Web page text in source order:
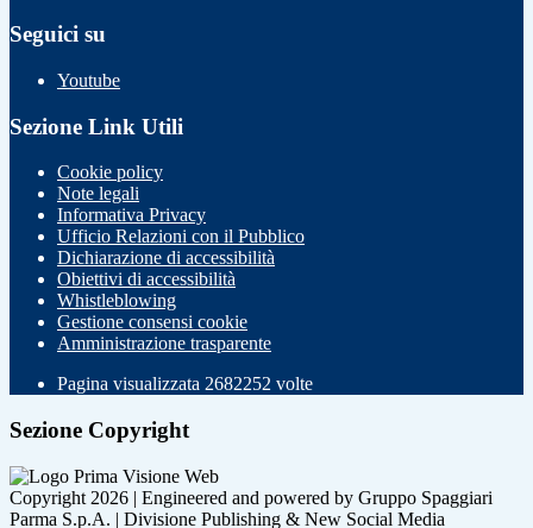
Seguici su
Youtube
Sezione Link Utili
Cookie policy
Note legali
Informativa Privacy
Ufficio Relazioni con il Pubblico
Dichiarazione di accessibilità
Obiettivi di accessibilità
Whistleblowing
Gestione consensi cookie
Amministrazione trasparente
Pagina visualizzata 2682252 volte
Sezione Copyright
Copyright 2026 | Engineered and powered by Gruppo Spaggiari
Parma S.p.A. | Divisione Publishing & New Social Media